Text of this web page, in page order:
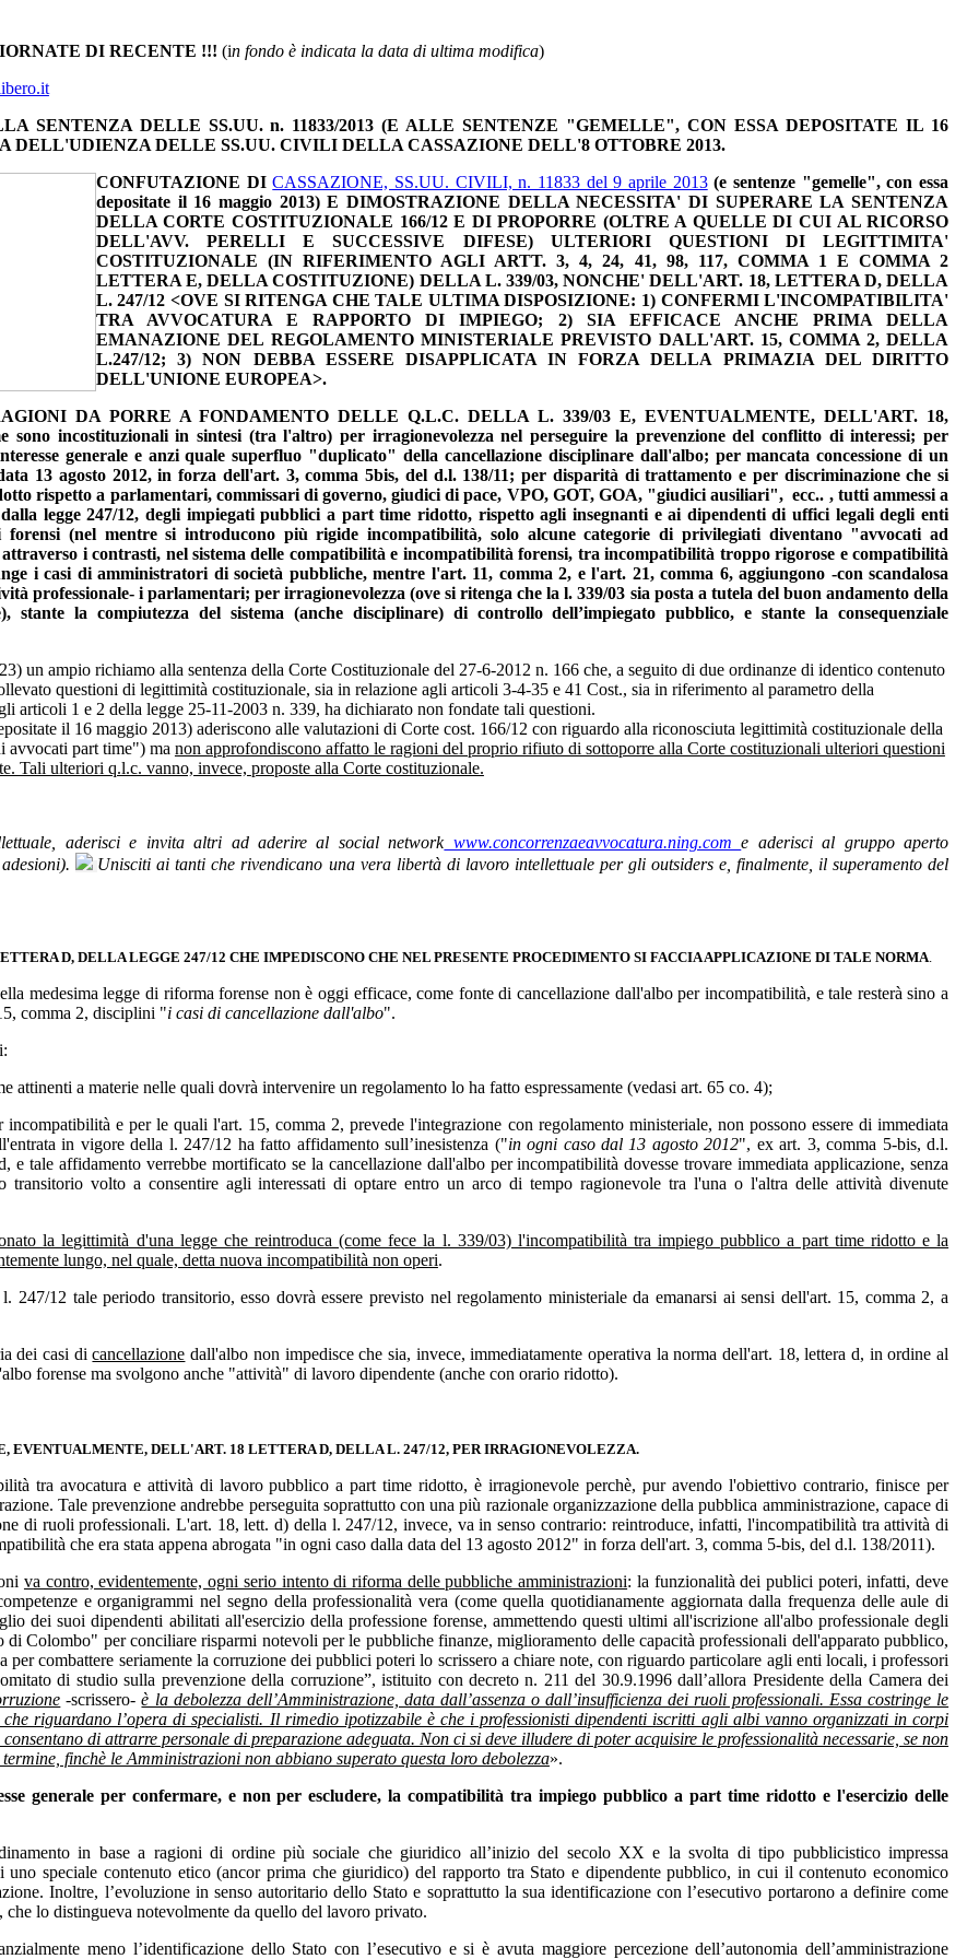
DI RECENTE !!! (in fondo è indicata la data di ultima modifica)
SENTENZA DELLE SS.UU. n. 11833/2013 (E ALLE SENTENZE "GEMELLE", CON ESSA DEPOSITATE IL 16
DELL'UDIENZA DELLE SS.UU. CIVILI DELLA CASSAZIONE DELL'8 OTTOBRE 2013.
CONFUTAZIONE DICASSAZIONE, SS.UU. CIVILI, n. 11833 del 9 aprile 2013(e sentenze "gemelle", con essa
depositate il 16 maggio 2013) E DIMOSTRAZIONE DELLA NECESSITA' DI SUPERARE LA SENTENZA
DELLA CORTE COSTITUZIONALE 166/12 E DI PROPORRE (OLTRE A QUELLE DI CUI AL RICORSO
DELL'AVV. PERELLI E SUCCESSIVE DIFESE) ULTERIORI QUESTIONI DI LEGITTIMITA'
COSTITUZIONALE (IN RIFERIMENTO AGLI ARTT. 3, 4, 24, 41, 98, 117, COMMA 1 E COMMA 2
LETTERA E, DELLA COSTITUZIONE) DELLA L. 339/03, NONCHE' DELL'ART. 18, LETTERA D, DELLA
L. 247/12 <OVE SI RITENGA CHE TALE ULTIMA DISPOSIZIONE: 1) CONFERMI L'INCOMPATIBILITA'
TRA AVVOCATURA E RAPPORTO DI IMPIEGO; 2) SIA EFFICACE ANCHE PRIMA DELLA
EMANAZIONE DEL REGOLAMENTO MINISTERIALE PREVISTO DALL'ART. 15, COMMA 2, DELLA
L.247/12; 3) NON DEBBA ESSERE DISAPPLICATA IN FORZA DELLA PRIMAZIA DEL DIRITTO
DELL'UNIONE EUROPEA>.
DA PORRE A FONDAMENTO DELLE Q.L.C. DELLA L. 339/03 E, EVENTUALMENTE, DELL'ART. 18,
incostituzionali in sintesi (tra l'altro) per irragionevolezza nel perseguire la prevenzione del conflitto di interessi; per
generale e anzi quale superfluo "duplicato" della cancellazione disciplinare dall'albo; per mancata concessione di un
13 agosto 2012, in forza dell'art. 3, comma 5bis, del d.l. 138/11; per disparità di trattamento e per discriminazione che si
rispetto a parlamentari, commissari di governo, giudici di pace, VPO, GOT, GOA, "giudici ausiliari", ecc.. , tutti ammessi a
legge 247/12, degli impiegati pubblici a part time ridotto, rispetto agli insegnanti e ai dipendenti di uffici legali degli enti
(nel mentre si introducono più rigide incompatibilità, solo alcune categorie di privilegiati diventano "avvocati ad
i contrasti, nel sistema delle compatibilità e incompatibilità forensi, tra incompatibilità troppo rigorose e compatibilità
i casi di amministratori di società pubbliche, mentre l'art. 11, comma 2, e l'art. 21, comma 6, aggiungono -con scandalosa
professionale- i parlamentari; per irragionevolezza (ove si ritenga che la l. 339/03 sia posta a tutela del buon andamento della
stante la compiutezza del sistema (anche disciplinare) di controllo dell’impiegato pubblico, e stante la consequenziale
un ampio richiamo alla sentenza della Corte Costituzionale del 27-6-2012 n. 166 che, a seguito di due ordinanze di identico contenuto
questioni di legittimità costituzionale, sia in relazione agli articoli 3-4-35 e 41 Cost., sia in riferimento al parametro della
articoli 1 e 2 della legge 25-11-2003 n. 339, ha dichiarato non fondate tali questioni.
il 16 maggio 2013) aderiscono alle valutazioni di Corte cost. 166/12 con riguardo alla riconosciuta legittimità costituzionale della
avvocati part time") ma non approfondiscono affatto le ragioni del proprio rifiuto di sottoporre alla Corte costituzionali ulteriori questioni
Tali ulteriori q.l.c. vanno, invece, proposte alla Corte costituzionale.
aderisci e invita altri ad aderire al social networkwww.concorrenzaeavvocatura.ning.come aderisci al gruppo aperto
Unisciti ai tanti che rivendicano una vera libertà di lavoro intellettuale per gli outsiders e, finalmente, il superamento del
D, DELLA LEGGE 247/12 CHE IMPEDISCONO CHE NEL PRESENTE PROCEDIMENTO SI FACCIA APPLICAZIONE DI TALE NORMA.
medesima legge di riforma forense non è oggi efficace, come fonte di cancellazione dall'albo per incompatibilità, e tale resterà sino a
comma 2, disciplini "i casi di cancellazione dall'albo".
attinenti a materie nelle quali dovrà intervenire un regolamento lo ha fatto espressamente (vedasi art. 65 co. 4);
e per le quali l'art. 15, comma 2, prevede l'integrazione con regolamento ministeriale, non possono essere di immediata
in vigore della l. 247/12 ha fatto affidamento sull’inesistenza ("in ogni caso dal 13 agosto 2012", ex art. 3, comma 5-bis, d.l.
tale affidamento verrebbe mortificato se la cancellazione dall'albo per incompatibilità dovesse trovare immediata applicazione, senza
transitorio volto a consentire agli interessati di optare entro un arco di tempo ragionevole tra l'una o l'altra delle attività divenute
la legittimità d'una legge che reintroduca (come fece la l. 339/03) l'incompatibilità tra impiego pubblico a part time ridotto e la
lungo, nel quale, detta nuova incompatibilità non operi.
12 tale periodo transitorio, esso dovrà essere previsto nel regolamento ministeriale da emanarsi ai sensi dell'art. 15, comma 2, a
dei casi dicancellazione dall'albo non impedisce che sia, invece, immediatamente operativa la norma dell'art. 18, lettera d, in ordine al
forense ma svolgono anche "attività" di lavoro dipendente (anche con orario ridotto).
EVENTUALMENTE, DELL'ART. 18 LETTERA D, DELLA L. 247/12, PER IRRAGIONEVOLEZZA.
tra avocatura e attività di lavoro pubblico a part time ridotto, è irragionevole perchè, pur avendo l'obiettivo contrario, finisce per
Tale prevenzione andrebbe perseguita soprattutto con una più razionale organizzazione della pubblica amministrazione, capace di
di ruoli professionali. L'art. 18, lett. d) della l. 247/12, invece, va in senso contrario: reintroduce, infatti, l'incompatibilità tra attività di
che era stata appena abrogata "in ogni caso dalla data del 13 agosto 2012" in forza dell'art. 3, comma 5-bis, del d.l. 138/2011).
va contro, evidentemente, ogni serio intento di riforma delle pubbliche amministrazioni: la funzionalità dei publici poteri, infatti, deve
e organigrammi nel segno della professionalità vera (come quella quotidianamente aggiornata dalla frequenza delle aule di
dei suoi dipendenti abilitati all'esercizio della professione forense, ammettendo questi ultimi all'iscrizione all'albo professionale degli
Colombo" per conciliare risparmi notevoli per le pubbliche finanze, miglioramento delle capacità professionali dell'apparato pubblico,
combattere seriamente la corruzione dei pubblici poteri lo scrissero a chiare note, con riguardo particolare agli enti locali, i professori
di studio sulla prevenzione della corruzione”, istituito con decreto n. 211 del 30.9.1996 dall’allora Presidente della Camera dei
-scrissero- è la debolezza dell’Amministrazione, data dall’assenza o dall’insufficienza dei ruoli professionali. Essa costringe le
riguardano l’opera di specialisti. Il rimedio ipotizzabile è che i professionisti dipendenti iscritti agli albi vanno organizzati in corpi
di attrarre personale di preparazione adeguata. Non ci si deve illudere di poter acquisire le professionalità necessarie, se non
finchè le Amministrazioni non abbiano superato questa loro debolezza».
generale per confermare, e non per escludere, la compatibilità tra impiego pubblico a part time ridotto e l'esercizio delle
in base a ragioni di ordine più sociale che giuridico all’inizio del secolo XX e la svolta di tipo pubblicistico impressa
uno speciale contenuto etico (ancor prima che giuridico) del rapporto tra Stato e dipendente pubblico, in cui il contenuto economico
Inoltre, l’evoluzione in senso autoritario dello Stato e soprattutto la sua identificazione con l’esecutivo portarono a definire come
lo distingueva notevolmente da quello del lavoro privato.
meno l’identificazione dello Stato con l’esecutivo e si è avuta maggiore percezione dell’autonomia dell’amministrazione